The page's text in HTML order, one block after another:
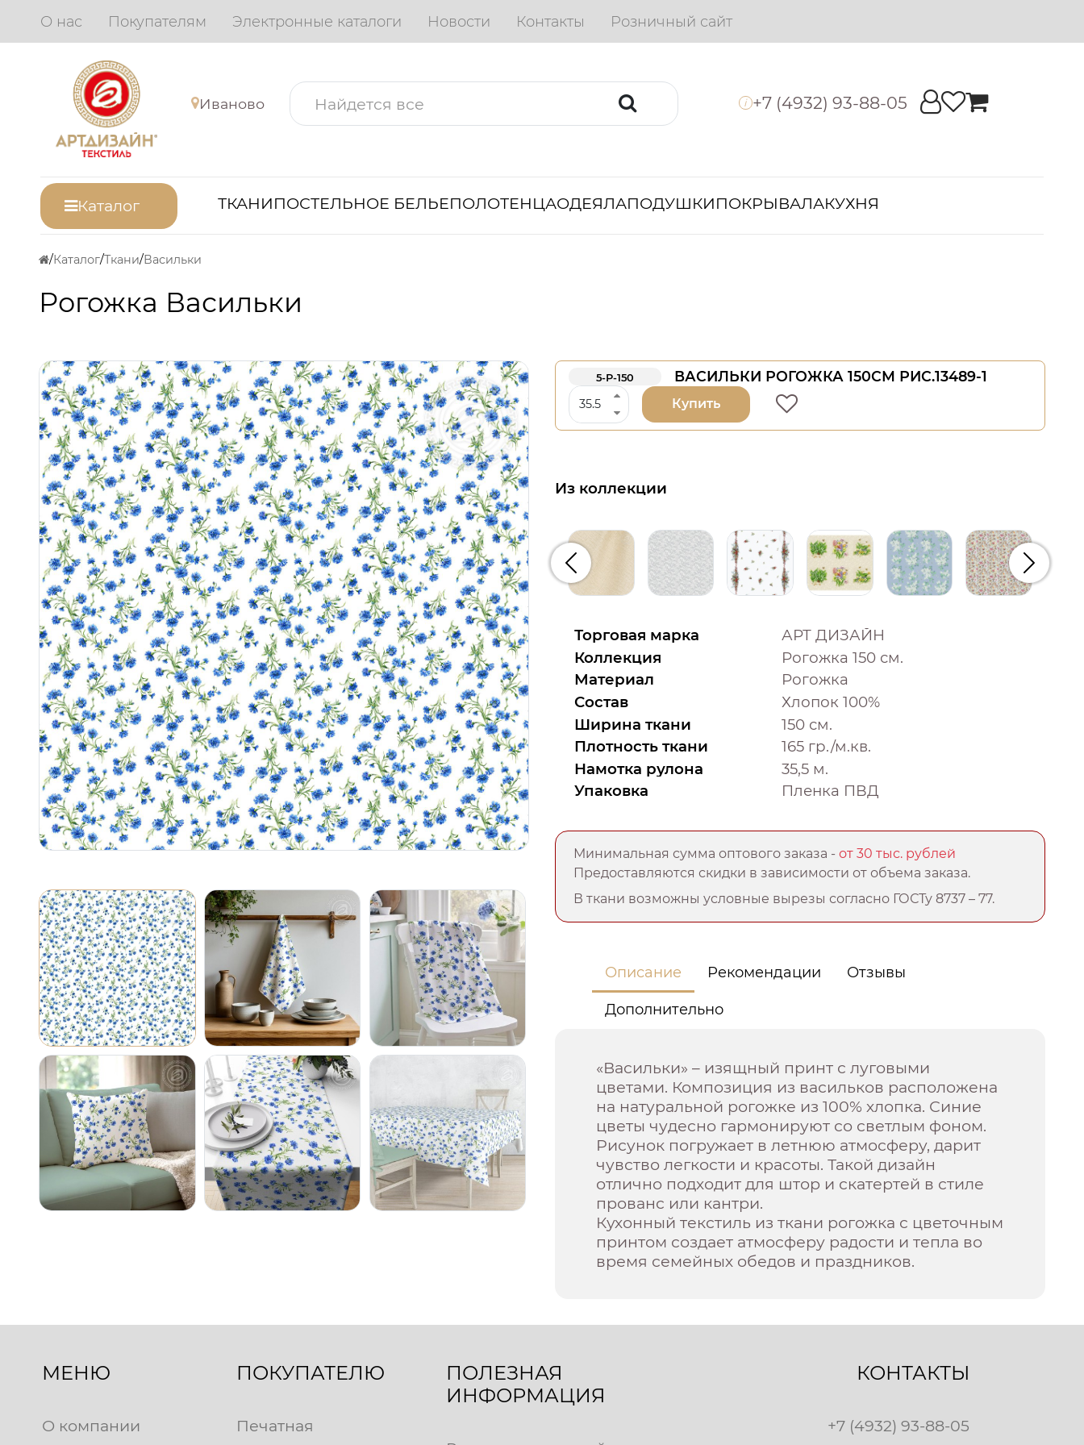
О нас Покупателям Электронные каталоги Новости Контакты Розничный сайт
Иваново i +7 (4932) 93-88-05
Каталог ТКАНИПОСТЕЛЬНОЕ БЕЛЬЕПОЛОТЕНЦАОДЕЯЛАПОДУШКИПОКРЫВАЛАКУХНЯ
Каталог Ткани Васильки
Рогожка Васильки
5-Р-150 ВАСИЛЬКИ РОГОЖКА 150СМ РИС.13489-1
Купить
Из коллекции
Предыдущий
Торговая марка
АРТ ДИЗАЙН
Коллекция
Рогожка 150 см.
Материал
Рогожка
Состав
Хлопок 100%
Ширина ткани
150 см.
Плотность ткани
165 гр./м.кв.
Намотка рулона
35,5 м.
Упаковка
Пленка ПВД
Минимальная сумма оптового заказа -от 30 тыс. рублей
Предоставляются скидки в зависимости от объема заказа.
В ткани возможны условные вырезы согласно ГОСТу 8737 – 77.
Описание Рекомендации Отзывы
Дополнительно
«Васильки» – изящный принт с луговыми
цветами. Композиция из васильков расположена
на натуральной рогожке из 100% хлопка. Синие
цветы чудесно гармонируют со светлым фоном.
Рисунок погружает в летнюю атмосферу, дарит
чувство легкости и красоты. Такой дизайн
отлично подходит для штор и скатертей в стиле
прованс или кантри.
Кухонный текстиль из ткани рогожка с цветочным
принтом создает атмосферу радости и тепла во
время семейных обедов и праздников.
МЕНЮ
О компании
ПОКУПАТЕЛЮ
Печатная
ПОЛЕЗНАЯ
ИНФОРМАЦИЯ
КОНТАКТЫ
+7 (4932) 93-88-05